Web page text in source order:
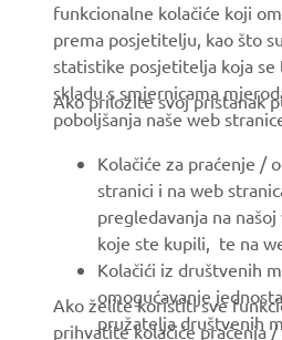
Events
Press
Working at Yamaha
Become a Dealer
Human Rights Policy
Sustainability Basic Policy
funkcionalne kolačiće koji
prema posjetitelju, kao što
statistike posjetitelja koja
skladu s smjernicama
poboljšanja naše web
Ako priložite svoj pristanak
Kolačiće za praćenje /
stranici i na web
pregledavanja na
koje ste kupili, te na
Kolačići iz društvenih
omogućavanje
pružatelja društvenih
Ako želite koristiti sve
prihvatite kolačiće praćenja